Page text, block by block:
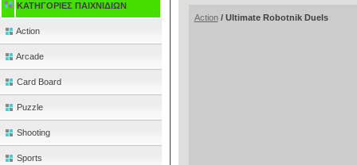
ΚΑΤΗΓΟΡΙΕΣ ΠΑΙΧΝΙΔΙΩΝ
Action
Arcade
Card Board
Puzzle
Shooting
Sports
Action/ Ultimate Robotnik Duels